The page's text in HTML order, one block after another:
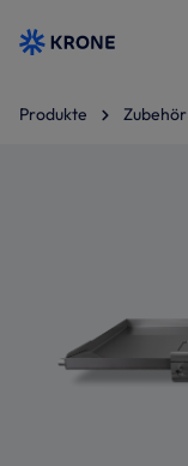
Zum Hauptinhalt springen
Produkte Zubehör